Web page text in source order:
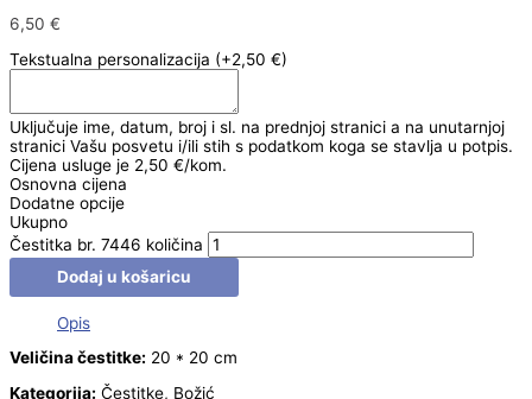
6,50 €
Tekstualna personalizacija (+2,50 €)
Uključuje ime, datum, broj i sl. na prednjoj stranici a na unutarnjoj
stranici Vašu posvetu i/ili stih s podatkom koga se stavlja u potpis.
Cijena usluge je 2,50 €/kom.
Osnovna cijena
Dodatne opcije
Ukupno
Čestitka br. 7446 količina
Dodaj u košaricu
Opis
Veličina čestitke: 20 * 20 cm
Kategorija: Čestitke, Božić